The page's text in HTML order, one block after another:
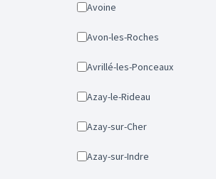
Avoine
Avon-les-Roches
Avrillé-les-Ponceaux
Azay-le-Rideau
Azay-sur-Cher
Azay-sur-Indre